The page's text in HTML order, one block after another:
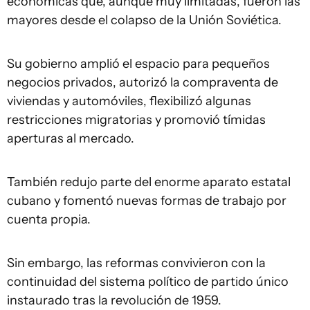
mayores desde el colapso de la Unión Soviética.
Su gobierno amplió el espacio para pequeños
negocios privados, autorizó la compraventa de
viviendas y automóviles, flexibilizó algunas
restricciones migratorias y promovió tímidas
aperturas al mercado.
También redujo parte del enorme aparato estatal
cubano y fomentó nuevas formas de trabajo por
cuenta propia.
Sin embargo, las reformas convivieron con la
continuidad del sistema político de partido único
instaurado tras la revolución de 1959.